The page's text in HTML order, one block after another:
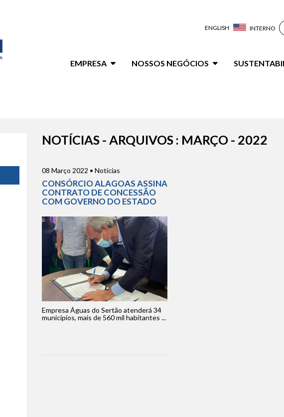
ENGLISH INTERNO
principalEMPRESA NOSSOS NEGÓCIOS
NOTÍCIAS - ARQUIVOS : MARÇO - 2022
08 Março 2022 • Notícias
CONSÓRCIO ALAGOAS ASSINA
CONTRATO DE CONCESSÃO
COM GOVERNO DO ESTADO
Empresa Águas do Sertão atenderá 34
municípios, mais de 560 mil habitantes ...